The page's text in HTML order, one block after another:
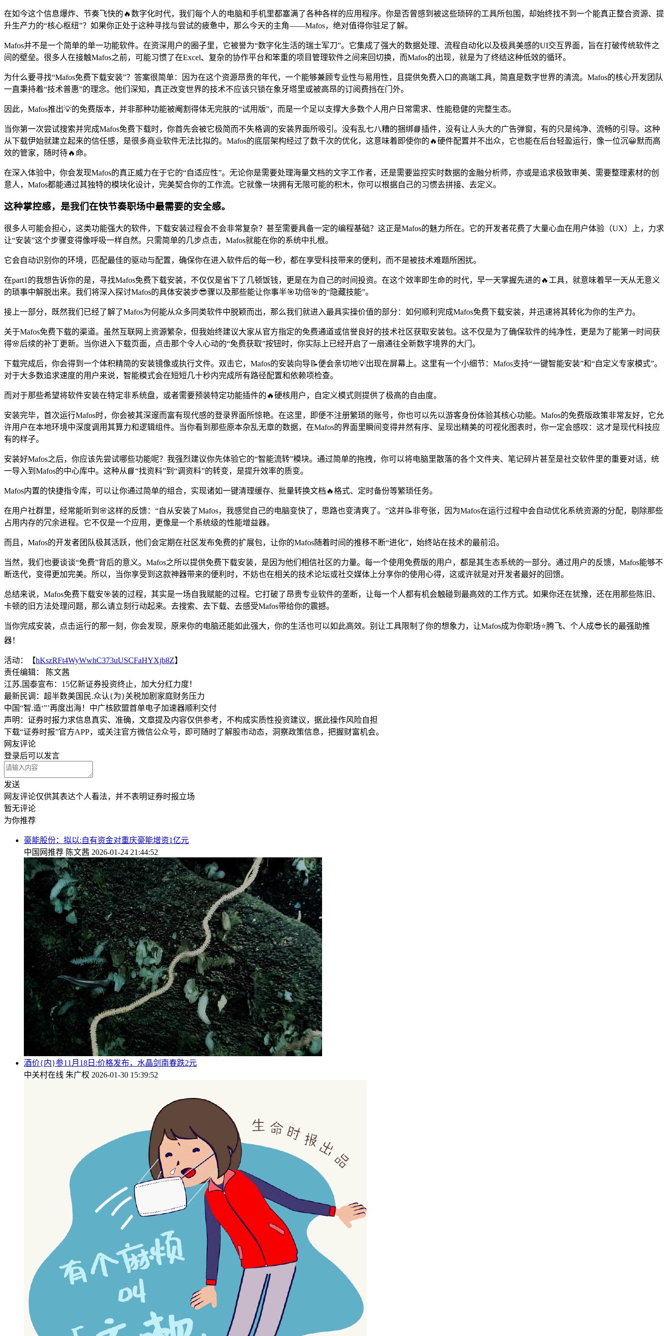
在如今这个信息爆炸、节奏飞快的🔥数字化时代，我们每个人的电脑和手机里都塞满了各种各样的应用程序。你是否曾感到被这些琐碎的工具所包围，却始终找不到一个能真正整合资源、提
升生产力的“核心枢纽”？如果你正处于这种寻找与尝试的疲惫中，那么今天的主角——Mafos，绝对值得你驻足了解。
Mafos并不是一个简单的单一功能软件。在资深用户的圈子里，它被誉为“数字化生活的瑞士军刀”。它集成了强大的数据处理、流程自动化以及极具美感的UI交互界面，旨在打破传统软件之
间的壁垒。很多人在接触Mafos之前，可能习惯了在Excel、复杂的协作平台和笨重的项目管理软件之间来回切换，而Mafos的出现，就是为了终结这种低效的循环。
为什么要寻找“Mafos免费下载安装”？答案很简单：因为在这个资源昂贵的年代，一个能够兼顾专业性与易用性，且提供免费入口的高端工具，简直是数字世界的清流。Mafos的核心开发团队
一直秉持着“技术普惠”的理念。他们深知，真正改变世界的技术不应该只锁在象牙塔里或被高昂的订阅费挡在门外。
因此，Mafos推出💡的免费版本，并非那种功能被阉割得体无完肤的“试用版”，而是一个足以支撑大多数个人用户日常需求、性能稳健的完整生态。
当你第一次尝试搜索并完成Mafos免费下载时，你首先会被它极简而不失格调的安装界面所吸引。没有乱七八糟的捆绑📘插件，没有让人头大的广告弹窗，有的只是纯净、流畅的引导。这种
从下载伊始就建立起来的信任感，是很多商业软件无法比拟的。Mafos的底层架构经过了数千次的优化，这意味着即使你的🔥硬件配置并不出众，它也能在后台轻盈运行，像一位沉😀默而高
效的管家，随时待🔥命。
在深入体验中，你会发现Mafos的真正威力在于它的“自适应性”。无论你是需要处理海量文档的文字工作者，还是需要监控实时数据的金融分析师，亦或是追求极致审美、需要整理素材的创
意人，Mafos都能通过其独特的模块化设计，完美契合你的工作流。它就像一块拥有无限可能的积木，你可以根据自己的习惯去拼接、去定义。
这种掌控感，是我们在快节奏职场中最需要的安全感。
很多人可能会担心，这类功能强大的软件，下载安装过程会不会非常复杂？甚至需要具备一定的编程基础？这正是Mafos的魅力所在。它的开发者花费了大量心血在用户体验（UX）上，力求
让“安装”这个步骤变得像呼吸一样自然。只需简单的几步点击，Mafos就能在你的系统中扎根。
它会自动识别你的环境，匹配最佳的驱动与配置，确保你在进入软件后的每一秒，都在享受科技带来的便利，而不是被技术难题所困扰。
在part1的我想告诉你的是，寻找Mafos免费下载安装，不仅仅是省下了几顿饭钱，更是在为自己的时间投资。在这个效率即生命的时代，早一天掌握先进的🔥工具，就意味着早一天从无意义
的琐事中解脱出来。我们将深入探讨Mafos的具体安装步😎骤以及那些能让你事半🎯功倍🎯的“隐藏技能”。
接上一部分，既然我们已经了解了Mafos为何能从众多同类软件中脱颖而出，那么我们就进入最具实操价值的部分：如何顺利完成Mafos免费下载安装，并迅速将其转化为你的生产力。
关于Mafos免费下载的渠道。虽然互联网上资源繁杂，但我始终建议大家从官方指定的免费通道或信誉良好的技术社区获取安装包。这不仅是为了确保软件的纯净性，更是为了能第一时间获
得🌸后续的补丁更新。当你进入下载页面，点击那个令人心动的“免费获取”按钮时，你实际上已经开启了一扇通往全新数字境界的大门。
下载完成后，你会得到一个体积精简的安装镜像或执行文件。双击它，Mafos的安装向导📝便会亲切地💡出现在屏幕上。这里有一个小细节：Mafos支持“一键智能安装”和“自定义专家模式”。
对于大多数追求速度的用户来说，智能模式会在短短几十秒内完成所有路径配置和依赖项检查。
而对于那些希望将软件安装在特定非系统盘，或者需要预装特定功能插件的🔥硬核用户，自定义模式则提供了极高的自由度。
安装完毕，首次运行Mafos时，你会被其深邃而富有现代感的登录界面所惊艳。在这里，即便不注册繁琐的账号，你也可以先以游客身份体验其核心功能。Mafos的免费版政策非常友好，它允
许用户在本地环境中深度调用其算力和逻辑组件。当你看到那些原本杂乱无章的数据，在Mafos的界面里瞬间变得井然有序、呈现出精美的可视化图表时，你一定会感叹：这才是现代科技应
有的样子。
安装好Mafos之后，你应该先尝试哪些功能呢？我强烈建议你先体验它的“智能流转”模块。通过简单的拖拽，你可以将电脑里散落的各个文件夹、笔记碎片甚至是社交软件里的重要对话，统
一导入到Mafos的中心库中。这种从📘“找资料”到“调资料”的转变，是提升效率的质变。
Mafos内置的快捷指令库，可以让你通过简单的组合，实现诸如一键清理缓存、批量转换文档🔥格式、定时备份等繁琐任务。
在用户社群里，经常能听到🌸这样的反馈：“自从安装了Mafos，我感觉自己的电脑变快了，思路也变清爽了。”这并📝非夸张，因为Mafos在运行过程中会自动优化系统资源的分配，剔除那些
占用内存的冗余进程。它不仅是一个应用，更像是一个系统级的性能增益器。
而且，Mafos的开发者团队极其活跃，他们会定期在社区发布免费的扩展包，让你的Mafos随着时间的推移不断“进化”，始终站在技术的最前沿。
当然，我们也要谈谈“免费”背后的意义。Mafos之所以提供免费下载安装，是因为他们相信社区的力量。每一个使用免费版的用户，都是其生态系统的一部分。通过用户的反馈，Mafos能够不
断迭代，变得更加完美。所以，当你享受到这款神器带来的便利时，不妨也在相关的技术论坛或社交媒体上分享你的使用心得，这或许就是对开发者最好的回馈。
总结来说，Mafos免费下载安🎯装的过程，其实是一场自我赋能的过程。它打破了昂贵专业软件的垄断，让每一个人都有机会触碰到最高效的工作方式。如果你还在犹豫，还在用那些陈旧、
卡顿的旧方法处理问题，那么请立刻行动起来。去搜索、去下载、去感受Mafos带给你的震撼。
当你完成安装，点击运行的那一刻，你会发现，原来你的电脑还能如此强大，你的生活也可以如此高效。别让工具限制了你的想象力，让Mafos成为你职场⭐腾飞、个人成😎长的最强助推
器！
活动：【hKszRFt4WyWwhC373uUSCFaHYXjb8Z】
责任编辑： 陈文茜
江苏,国泰宣布：15亿新证券投资终止，加大分红力度！
最新民调：超半数美国民.众认{为}关税加剧家庭财务压力
中国“智.造‘”’再度出海！中广核欧盟首单电子加速器顺利交付
声明：证券时报力求信息真实、准确，文章提及内容仅供参考，不构成实质性投资建议，据此操作风险自担
下载“证券时报”官方APP，或关注官方微信公众号，即可随时了解股市动态，洞察政策信息，把握财富机会。
网友评论
登录后可以发言
发送
网友评论仅供其表达个人看法，并不表明证券时报立场
暂无评论
为你推荐
豪能股份：拟以:自有资金对重庆豪能增资1亿元
中国网推荐 陈文茜 2026-01-24 21:44:52
酒价{内}参11月18日:价格发布，水晶剑南春跌2元
中关村在线 朱广权 2026-01-30 15:39:52